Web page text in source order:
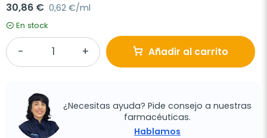
30,86 € 0,62 €/ml
En stock
Añadir al carrito
¿Necesitas ayuda? Pide consejo a nuestras
farmacéuticas.
Hablamos